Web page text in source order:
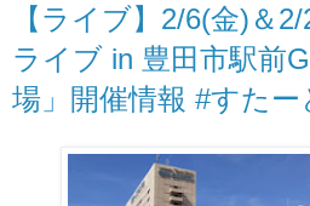
【ライブ】2/6(金)＆
ライブ in 豊田市駅前
場」開催情報 #すたー